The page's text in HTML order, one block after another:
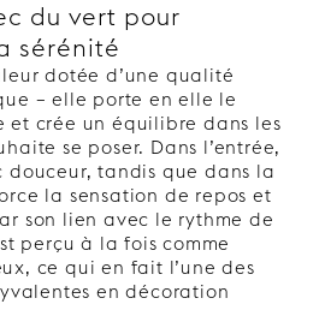
du vert pour
sérénité
dotée d’une qualité
– elle porte en elle le
et crée un équilibre dans les
se poser. Dans l’entrée,
tandis que dans la
la sensation de repos et
son lien avec le rythme de
perçu à la fois comme
ce qui en fait l’une des
en décoration